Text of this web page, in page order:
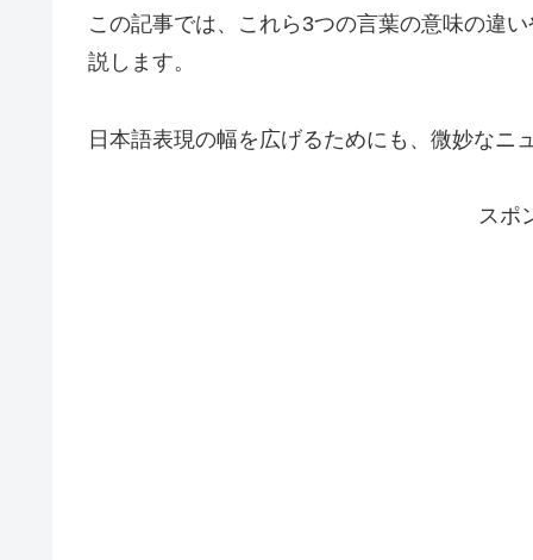
この記事では、これら3つの言葉の意味の違
説します。
日本語表現の幅を広げるためにも、微妙なニ
スポ